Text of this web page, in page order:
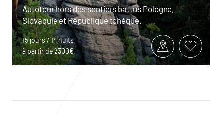
Autotour hors des sentiers battus Pologne,
Slovaquie et République tchèque.
15 jours / 14 nuits
à partir de 2300€